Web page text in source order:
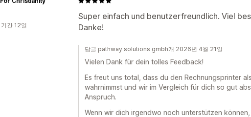
Super einfach und benutzerfreundlich. Viel
Danke!
간 12일
답글 pathway solutions gmbh개 2026년 4월 21일
Vielen Dank für dein tolles Feedback!
Es freut uns total, dass du den Rechnungsprinter
wahrnimmst und wir im Vergleich für dich so gut
Anspruch.
Wenn wir dich irgendwo noch unterstützen